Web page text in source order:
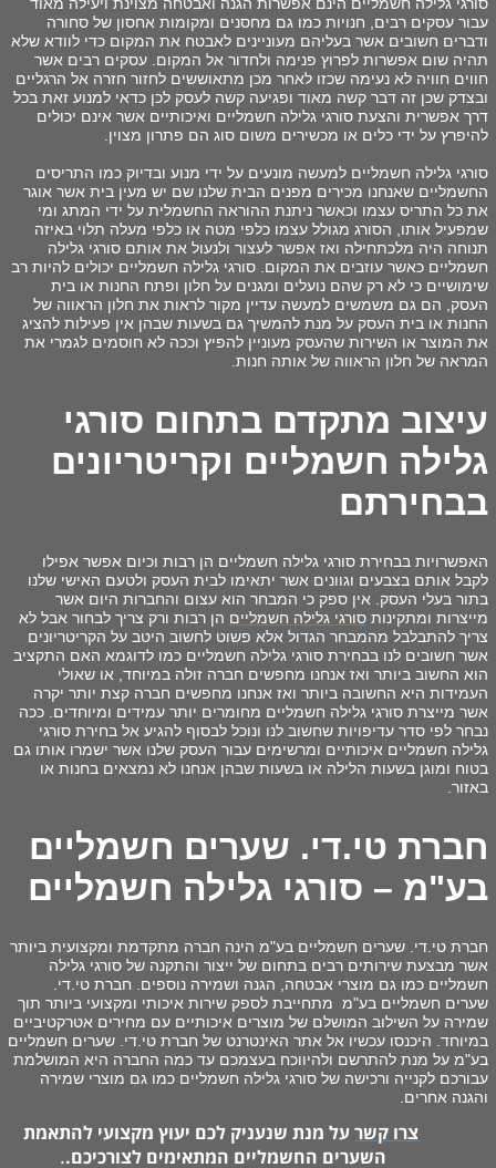
עבור עסקים רבים, חנויות כמו גם מחסנים ומקומות אחסון של סחורה
ודברים חשובים אשר בעליהם מעוניינים לאבטח את המקום כדי לוודא שלא
תהיה שום אפשרות לפרוץ פנימה ולחדור אל המקום. עסקים רבים אשר
חווים חוויה לא נעימה שכזו לאחר מכן מתאוששים לחזור חזרה אל הרגליים
ובצדק שכן זה דבר קשה מאוד ופגיעה קשה לעסק לכן כדאי למנוע זאת בכל
דרך אפשרית והצעת סורגי גלילה חשמליים ואיכותיים אשר אינם יכולים
להיפרץ על ידי כלים או מכשירים משום סוג הם פתרון מצוין.
סורגי גלילה חשמליים למעשה מונעים על ידי מנוע ובדיוק כמו התריסים
החשמליים שאנחנו מכירים מפנים הבית שלנו שם יש מעין בית אשר אוגר
את כל התריס עצמו וכאשר ניתנת ההוראה החשמלית על ידי המתג ומי
שמפעיל אותו, הסורג מגולל עצמו כלפי מטה או כלפי מעלה תלוי באיזה
תנוחה היה מלכתחילה ואז אפשר לעצור ולנעול את אותם סורגי גלילה
חשמליים כאשר עוזבים את המקום. סורגי גלילה חשמליים יכולים להיות רב
שימושיים כי לא רק שהם נועלים ומגנים על חלון ופתח החנות או בית
העסק, הם גם משמשים למעשה עדיין מקור לראות את חלון הראווה של
החנות או בית העסק על מנת להמשיך גם בשעות שבהן אין פעילות להציג
את המוצר או השירות שהעסק מעוניין להפיץ וככה לא חוסמים לגמרי את
המראה של חלון הראווה של אותה חנות.
עיצוב מתקדם בתחום סורגי
גלילה חשמליים וקריטריונים
בבחירתם
האפשרויות בבחירת סורגי גלילה חשמליים הן רבות וכיום אפשר אפילו
לקבל אותם בצבעים וגוונים אשר יתאימו לבית העסק ולטעם האישי שלנו
בתור בעלי העסק. אין ספק כי המבחר הוא עצום והחברות היום אשר
מייצרות ומתקינות סורגי גלילה חשמליים הן רבות ורק צריך לבחור אבל לא
צריך להתבלבל מהמבחר הגדול אלא פשוט לחשוב היטב על הקריטריונים
אשר חשובים לנו בבחירת סורגי גלילה חשמליים כמו לדוגמא האם התקציב
הוא החשוב ביותר ואז אנחנו מחפשים חברה זולה במיוחד, או שאולי
העמידות היא החשובה ביותר ואז אנחנו מחפשים חברה קצת יותר יקרה
אשר מייצרת סורגי גלילה חשמליים מחומרים יותר עמידים ומיוחדים. ככה
נבחר לפי סדר עדיפויות שחשוב לנו ונוכל לבסוף להגיע אל בחירת סורגי
גלילה חשמליים איכותיים ומרשימים עבור העסק שלנו אשר ישמרו אותו גם
בטוח ומוגן בשעות הלילה או בשעות שבהן אנחנו לא נמצאים בחנות או
באזור.
חברת טי.די. שערים חשמליים
בע"מ – סורגי גלילה חשמליים
חברת טי.די. שערים חשמליים בע"מ הינה חברה מתקדמת ומקצועית ביותר
אשר מבצעת שירותים רבים בתחום של ייצור והתקנה של סורגי גלילה
חשמליים כמו גם מוצרי אבטחה, הגנה ושמירה נוספים. חברת טי.די.
שערים חשמליים בע"מ מתחייבת לספק שירות איכותי ומקצועי ביותר תוך
שמירה על השילוב המושלם של מוצרים איכותיים עם מחירים אטרקטיביים
במיוחד. היכנסו עכשיו אל אתר האינטרנט של חברת טי.די. שערים חשמליים
בע"מ על מנת להתרשם ולהיווכח בעצמכם עד כמה החברה היא המושלמת
עבורכם לקנייה ורכישה של סורגי גלילה חשמליים כמו גם מוצרי שמירה
והגנה אחרים.
צרו קשרעל מנת שנעניק לכם יעוץ מקצועי להתאמת
השערים החשמליים המתאימים לצורכיכם..